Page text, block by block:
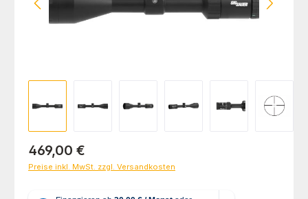
Regulärer Preis:
469,00 €
Preise inkl. MwSt. zzgl. Versandkosten